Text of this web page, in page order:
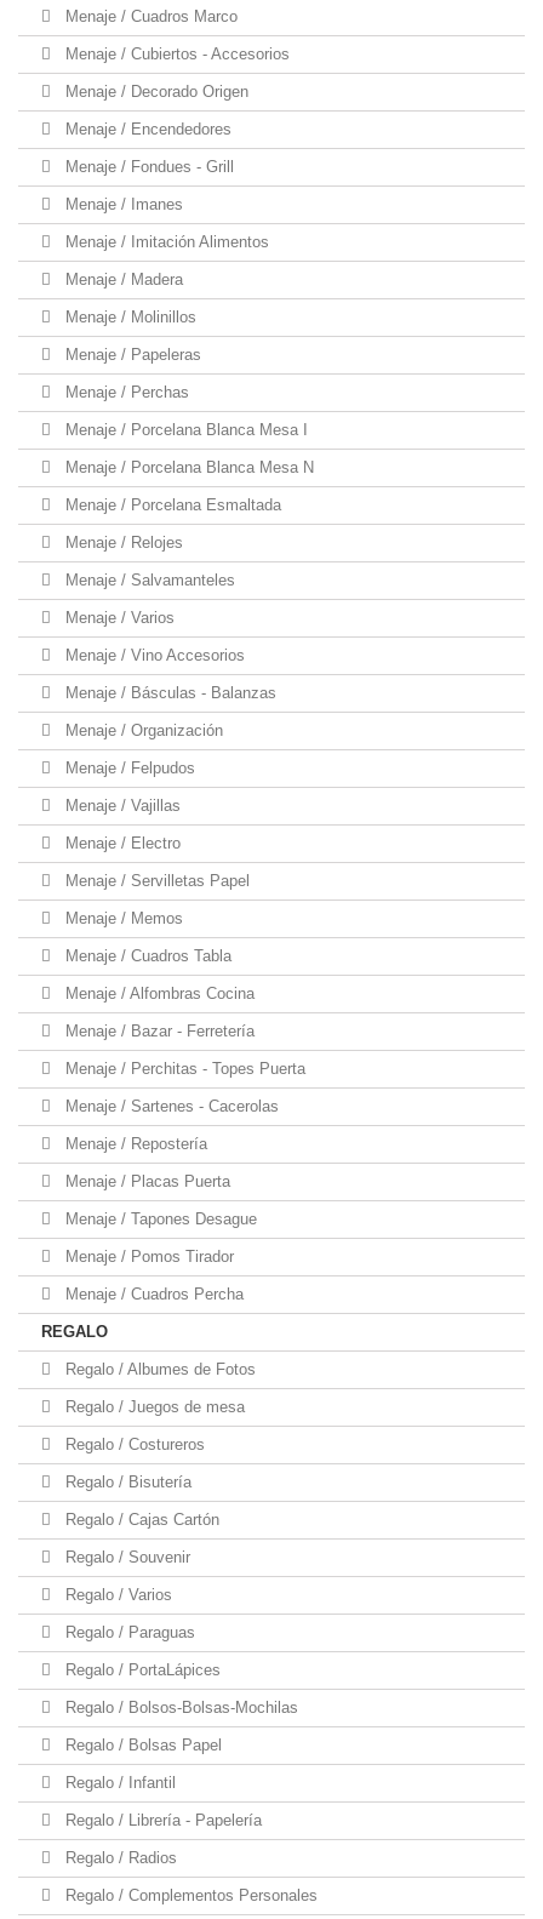
Menaje / Cuadros Marco
Menaje / Cubiertos - Accesorios
Menaje / Decorado Origen
Menaje / Encendedores
Menaje / Fondues - Grill
Menaje / Imanes
Menaje / Imitación Alimentos
Menaje / Madera
Menaje / Molinillos
Menaje / Papeleras
Menaje / Perchas
Menaje / Porcelana Blanca Mesa I
Menaje / Porcelana Blanca Mesa N
Menaje / Porcelana Esmaltada
Menaje / Relojes
Menaje / Salvamanteles
Menaje / Varios
Menaje / Vino Accesorios
Menaje / Básculas - Balanzas
Menaje / Organización
Menaje / Felpudos
Menaje / Vajillas
Menaje / Electro
Menaje / Servilletas Papel
Menaje / Memos
Menaje / Cuadros Tabla
Menaje / Alfombras Cocina
Menaje / Bazar - Ferretería
Menaje / Perchitas - Topes Puerta
Menaje / Sartenes - Cacerolas
Menaje / Repostería
Menaje / Placas Puerta
Menaje / Tapones Desague
Menaje / Pomos Tirador
Menaje / Cuadros Percha
REGALO
Regalo / Albumes de Fotos
Regalo / Juegos de mesa
Regalo / Costureros
Regalo / Bisutería
Regalo / Cajas Cartón
Regalo / Souvenir
Regalo / Varios
Regalo / Paraguas
Regalo / PortaLápices
Regalo / Bolsos-Bolsas-Mochilas
Regalo / Bolsas Papel
Regalo / Infantil
Regalo / Librería - Papelería
Regalo / Radios
Regalo / Complementos Personales